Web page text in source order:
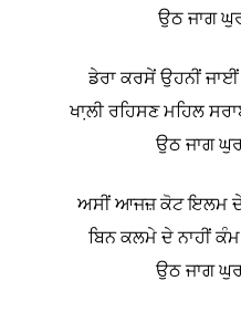
ਉਠ ਜਾਗ
ਡੇਰਾ ਕਰਸੇਂ ਉਹਨੀਂ
ਖਾ਼ਲੀ ਰਹਿਸਣ ਮਹਿਲ
ਉਠ ਜਾਗ
ਅਸੀਂ ਆਜਜ਼ ਕੋਟ ਇਲਮ
ਬਿਨ ਕਲਮੇ ਦੇ ਨਾਹੀਂ
ਉਠ ਜਾਗ